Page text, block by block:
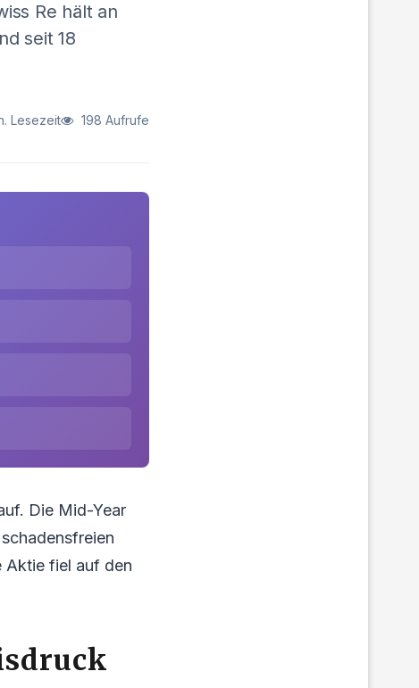
Re hält an
seit 18
Lesezeit 198 Aufrufe
Die Mid-Year
Aktie fiel auf den